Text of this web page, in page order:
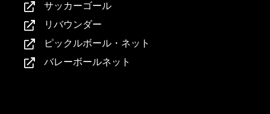
サッカーゴール
リバウンダー
ピックルボール・ネット
バレーボールネット